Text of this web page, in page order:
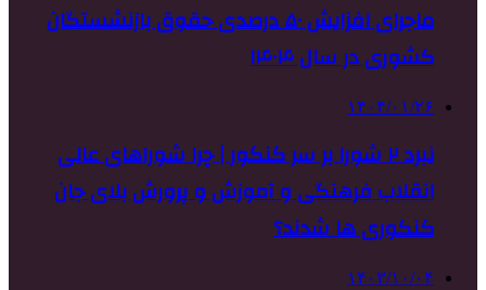
ماجرای افزایش ۵۰ درصدی حقوق بازنشستگان
کشوری در سال ۱۴۰۴
۱۴۰۴/۰۱/۲۶
نبرد ۲ شورا بر سر کنکور | چرا شوراهای عالی
انقلاب فرهنگی و آموزش و پرورش بلای جان
کنکوری‌ ها شدند؟
۱۴۰۳/۱۰/۰۴